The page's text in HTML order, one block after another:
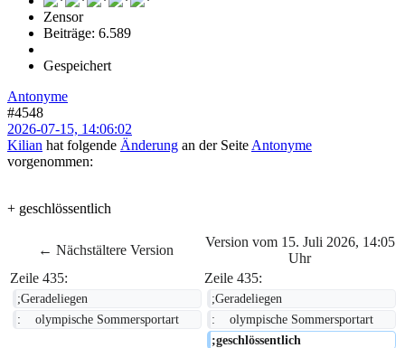
Zensor
Beiträge: 6.589
Gespeichert
Antonyme
#4548
2026-07-15, 14:06:02
Kilian hat folgende Änderung an der Seite Antonyme
vorgenommen:
+ geschlössentlich
← Nächstältere Version
Version vom 15. Juli 2026, 14:05
Uhr
Zeile 435:
Zeile 435:
;Geradeliegen
;Geradeliegen
:    olympische Sommersportart
:    olympische Sommersportart
;geschlössentlich